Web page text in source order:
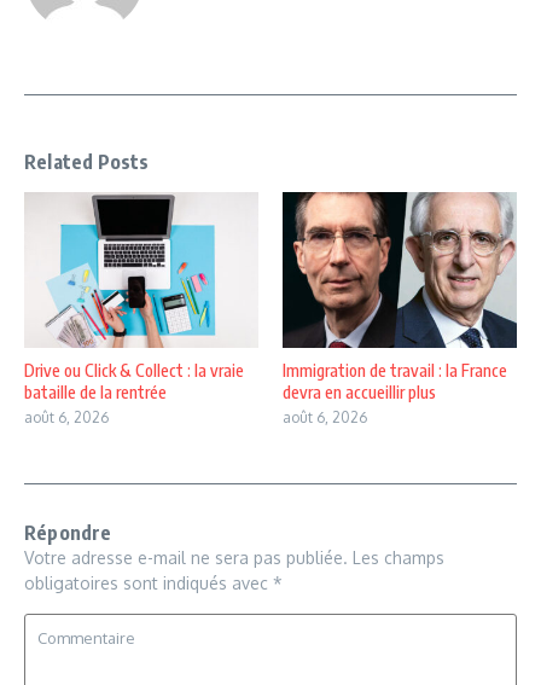
Related Posts
Drive ou Click & Collect : la vraie
bataille de la rentrée
août 6, 2026
Immigration de travail : la France
devra en accueillir plus
août 6, 2026
Répondre
Votre adresse e-mail ne sera pas publiée. Les champs
obligatoires sont indiqués avec *